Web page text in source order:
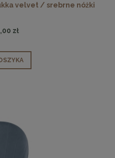
velvet / srebrne nóżki
zł